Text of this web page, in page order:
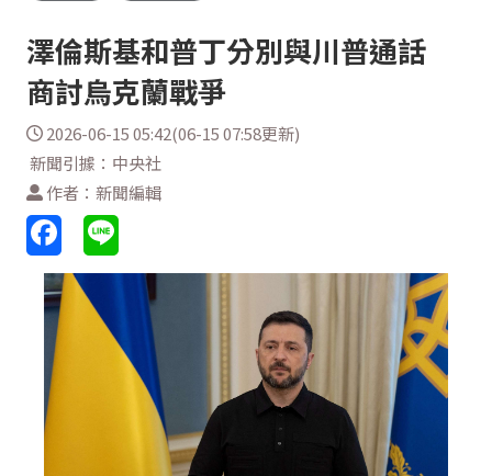
澤倫斯基和普丁分別與川普通話
商討烏克蘭戰爭
2026-06-15 05:42(06-15 07:58更新)
新聞引據：中央社
作者：新聞編輯